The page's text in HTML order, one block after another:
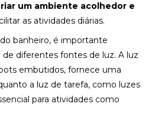
um ambiente acolhedor e
as atividades diárias.
banheiro, é importante
de diferentes fontes de luz. A luz
embutidos, fornece uma
a luz de tarefa, como luzes
para atividades como